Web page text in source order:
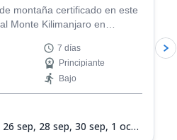
montaña certificado en este
Monte Kilimanjaro en
7 días
Principiante
Bajo
26 sep, 28 sep, 30 sep, 1 oct,